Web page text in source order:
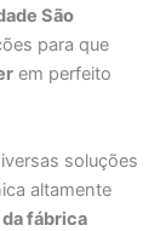
São
para que
em perfeito
soluções
altamente
fábrica